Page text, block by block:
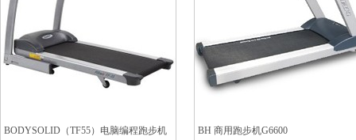
BODYSOLID（TF55）电脑编程跑步机 BH 商用跑步机G6600